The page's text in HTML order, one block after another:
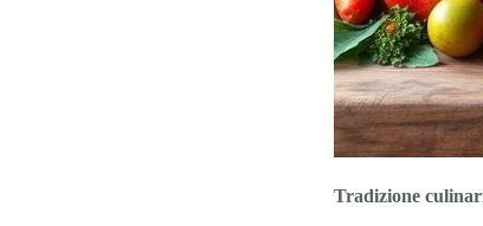
Tradizione